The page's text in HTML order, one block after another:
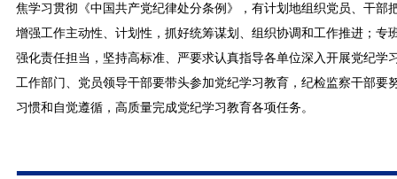
焦学习贯彻《中国共产党纪律处分条例》，有计划地组织党员、干
增强工作主动性、计划性，抓好统筹谋划、组织协调和工作推进；
强化责任担当，坚持高标准、严要求认真指导各单位深入开展党纪
工作部门、党员领导干部要带头参加党纪学习教育，纪检监察干部
习惯和自觉遵循，高质量完成党纪学习教育各项任务。